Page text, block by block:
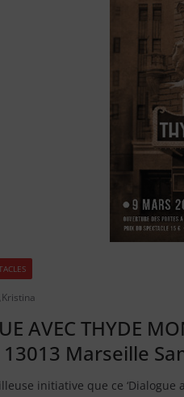
Kristina
AVEC THYDE
Marseille
initiative que ce